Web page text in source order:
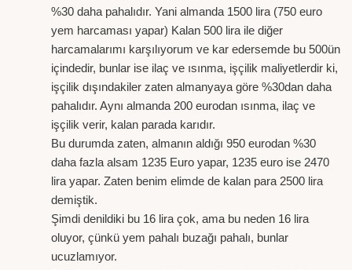
%30 daha pahalıdır. Yani almanda 1500 lira (750 euro
yem harcaması yapar) Kalan 500 lira ile diğer
harcamalarımı karşılıyorum ve kar edersemde bu 500ün
içindedir, bunlar ise ilaç ve ısınma, işçilik maliyetlerdir ki,
işçilik dışındakiler zaten almanyaya göre %30dan daha
pahalıdır. Aynı almanda 200 eurodan ısınma, ilaç ve
işçilik verir, kalan parada karıdır.
Bu durumda zaten, almanın aldığı 950 eurodan %30
daha fazla alsam 1235 Euro yapar, 1235 euro ise 2470
lira yapar. Zaten benim elimde de kalan para 2500 lira
demiştik.
Şimdi denildiki bu 16 lira çok, ama bu neden 16 lira
oluyor, çünkü yem pahalı buzağı pahalı, bunlar
ucuzlamıyor.